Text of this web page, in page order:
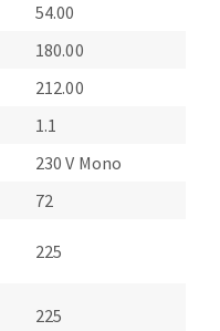
54.00
180.00
212.00
1.1
230 V Mono
72
225
225